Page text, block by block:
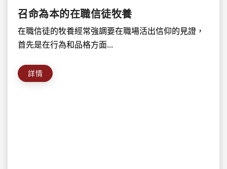
召命為本的在職信徒牧養
在職信徒的牧養經常強調要在職場活出信仰的見證，
首先是在行為和品格方面...
詳情